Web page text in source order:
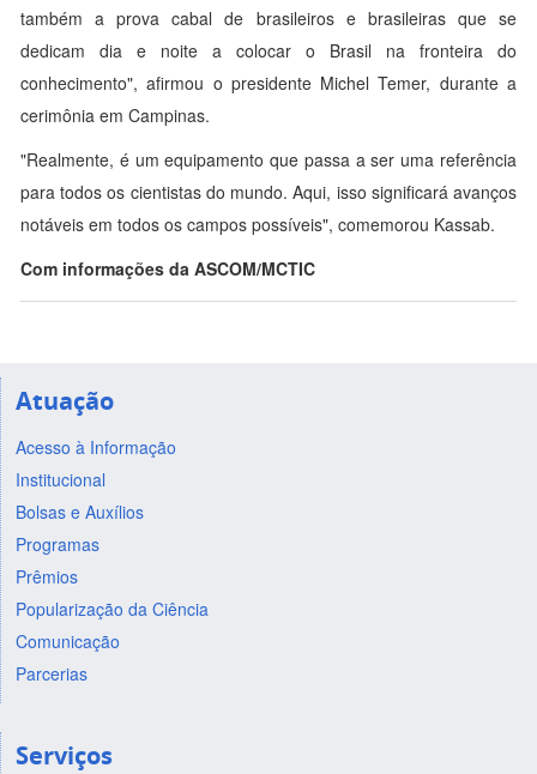
também a prova cabal de brasileiros e brasileiras que se
dedicam dia e noite a colocar o Brasil na fronteira do
conhecimento", afirmou o presidente Michel Temer, durante a
cerimônia em Campinas.
"Realmente, é um equipamento que passa a ser uma referência
para todos os cientistas do mundo. Aqui, isso significará avanços
notáveis em todos os campos possíveis", comemorou Kassab.
Com informações da ASCOM/MCTIC
Atuação
Acesso à Informação
Institucional
Bolsas e Auxílios
Programas
Prêmios
Popularização da Ciência
Comunicação
Parcerias
Serviços